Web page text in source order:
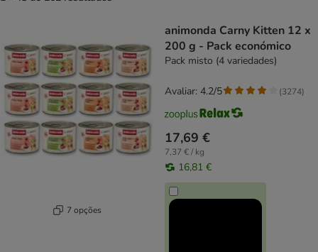
7 opções
animonda Carny Kitten 12 x
200 g - Pack económico
Pack misto (4 variedades)
17,69 €
7,37 € / kg
16,81 €
Avaliar: 4.2/5 (3274)